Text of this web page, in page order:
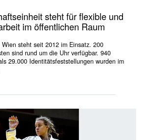
steht für flexible und
im öffentlichen Raum
steht seit 2012 im Einsatz. 200
sind rund um die Uhr verfügbar. 940
29.000 Identitätsfeststellungen wurden im